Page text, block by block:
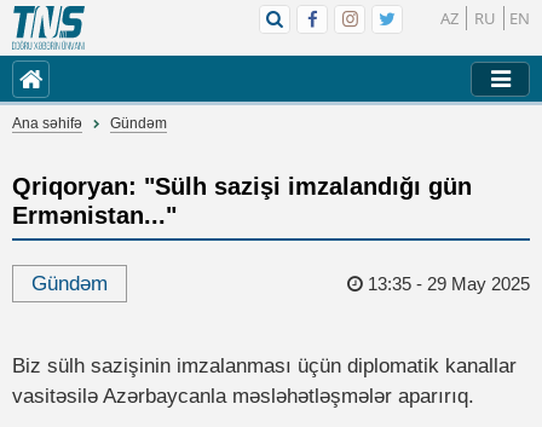
AZ RU EN
Ana səhifə Gündəm
Qriqoryan: "Sülh sazişi imzalandığı gün
Ermənistan..."
Gündəm 13:35 - 29 May 2025
Biz sülh sazişinin imzalanması üçün diplomatik kanallar
vasitəsilə Azərbaycanla məsləhətləşmələr aparırıq.